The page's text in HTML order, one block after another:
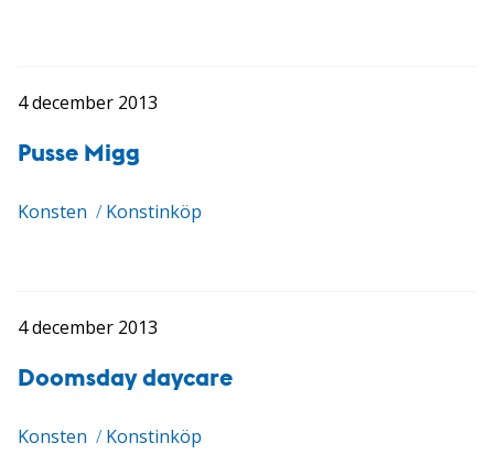
4 december 2013
Pusse Migg
Konsten / Konstinköp
4 december 2013
Doomsday daycare
Konsten / Konstinköp